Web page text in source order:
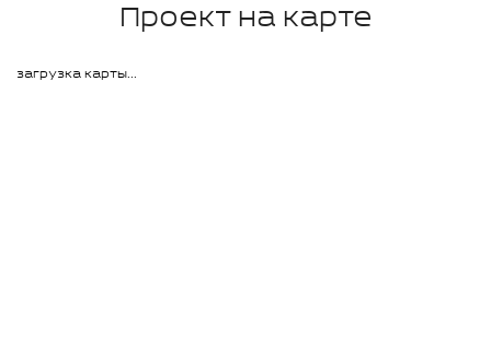
Проект на карте
загрузка карты...